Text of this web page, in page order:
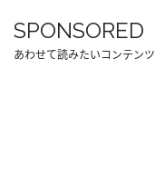
SPONSORED
あわせて読みたいコンテンツ